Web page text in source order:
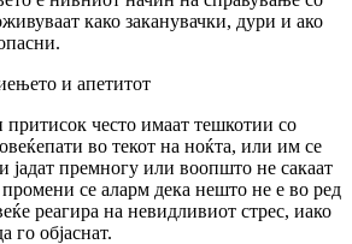
како заканувачки, дури и ако
и апетитот
притисок често имаат тешкотии со
во текот на ноќта, или им се
јадат премногу или воопшто не сакаат
се аларм дека нешто не е во ред
реагира на невидливиот стрес, иако
го објаснат.